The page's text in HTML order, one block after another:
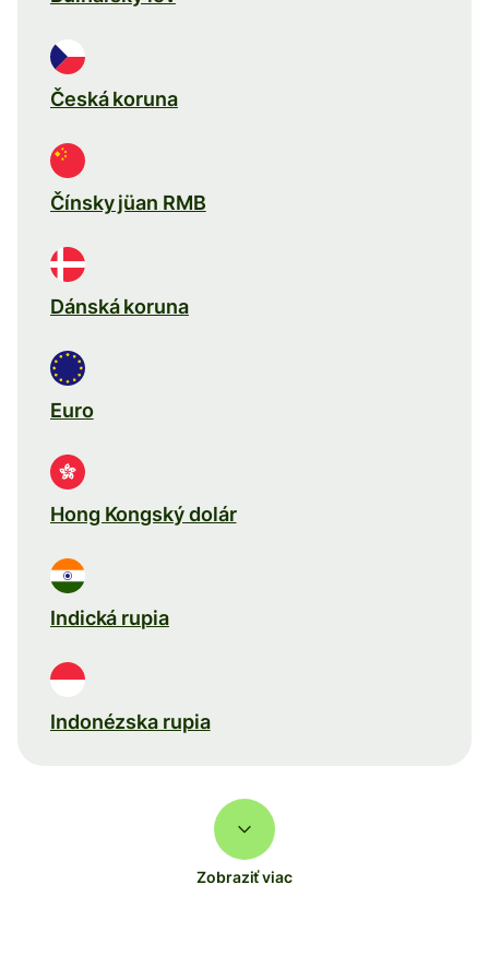
Česká koruna
Čínsky jüan RMB
Dánská koruna
Euro
Hong Kongský dolár
Indická rupia
Indonézska rupia
Zobraziť viac